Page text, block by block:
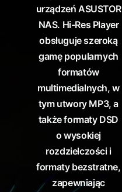
urządzeń ASUSTOR
NAS. Hi-Res Player
obsługuje szeroką
gamę popularnych
formatów
multimedialnych, w
tym utwory MP3, a
także formaty DSD
o wysokiej
rozdzielczości i
formaty bezstratne,
zapewniając